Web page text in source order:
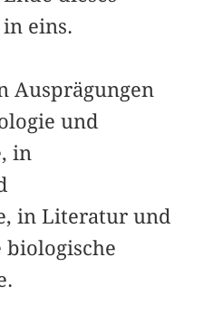
eins.
Ausprägungen
und
in
in Literatur und
biologische